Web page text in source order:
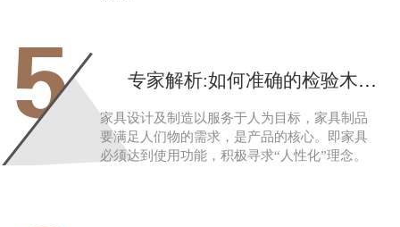
5 专家解析:如何准确的检验木制家具
家具设计及制造以服务于人为目标，家具制品
要满足人们物的需求，是产品的核心。即家具
必须达到使用功能，积极寻求“人性化”理念。